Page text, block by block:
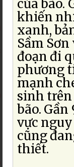
của bão.
khiến
xanh,
Sầm
đoạn đi
phương
mạnh
sinh trên
bão.
vực
cũng
thiết.